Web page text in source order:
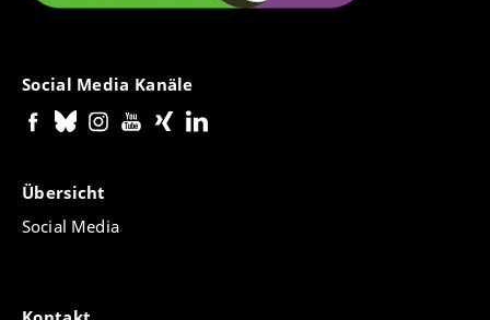
Social Media Kanäle
Übersicht
Social Media